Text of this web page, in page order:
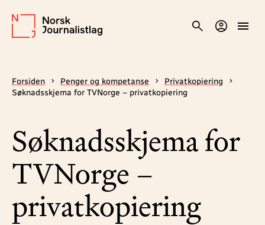
Forsiden Penger og kompetanse
Privatkopiering
Søknadsskjema for TVNorge – privatkopiering
Søknadsskjema for
TVNorge –
privatkopiering